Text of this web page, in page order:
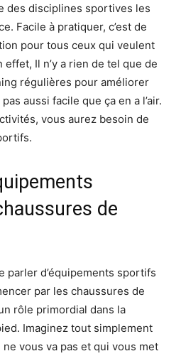
des disciplines sportives les
Facile à pratiquer, c’est de
pour tous ceux qui veulent
Il n’y a rien de tel que de
régulières pour améliorer
aussi facile que ça en a l’air.
vous aurez besoin de
de
parler d’équipements sportifs
par les chaussures de
rôle primordial dans la
Imaginez tout simplement
vous va pas et qui vous met